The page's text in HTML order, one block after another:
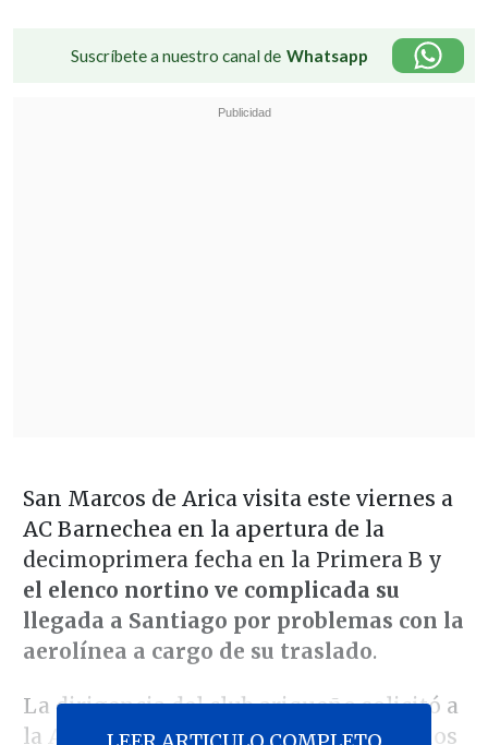
Suscríbete a nuestro canal de Whatsapp
San Marcos de Arica visita este viernes a
AC Barnechea en la apertura de la
decimoprimera fecha en la Primera B y
el elenco nortino ve complicada su
llegada a Santiago por problemas con la
aerolínea a cargo de su traslado.
La dirigencia del club ariqueño solicitó a
la ANFP suspender el encuentro ante los